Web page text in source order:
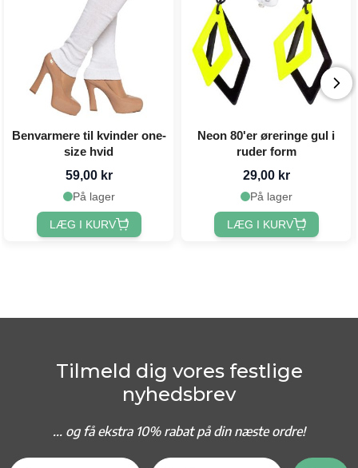
Benvarmere til kvinder one-
size hvid
59,00 kr
På lager
LÆG I KURV
Neon 80'er øreringe gul i
ruder form
29,00 kr
På lager
LÆG I KURV
Tilmeld dig vores festlige
nyhedsbrev
... og få ekstra 10% rabat på din næste ordre!